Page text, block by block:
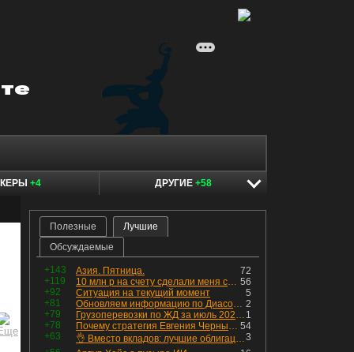
+4 ДРУГИЕ +58
Полезные
Лучшие
Обсуждаемые
+143 72
Азия. Пятница.
+119
56
10 млн р на счету сделали меня счастливым? Ожидание vs Реальность!
+92
5
Ситуация на текущий момент
+81
2
Обновляем информацию по Диасофту: дивиденды и выкуп
+79
1
Грузоперевозки по ЖД за июль 2026 г. — четвёртый месяц подряд роста, чёрные металлы на уровне прошлого года, а каменный уголь в плюсе.
+78
54
Почему стратегия Евгения Черных приведет вас к убыткам в 2026 году
+63
3
👌 Вместо вкладов: лучшие облигации — только супер надёжные